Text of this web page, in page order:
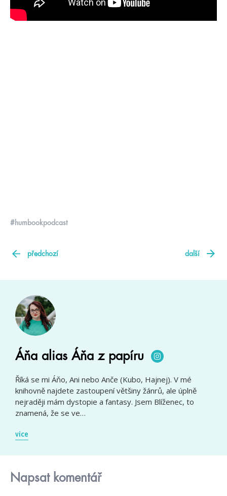
#humbookpodcast
předchozí další
Áňa alias Áňa z papíru
Říká se mi Áňo, Ani nebo Anče (Kubo, Hajnej). V mé
knihovně najdete zastoupení většiny žánrů, ale úplně
nejraději mám dystopie a fantasy. Jsem Blíženec, to
znamená, že se ve…
více
Napsat komentář